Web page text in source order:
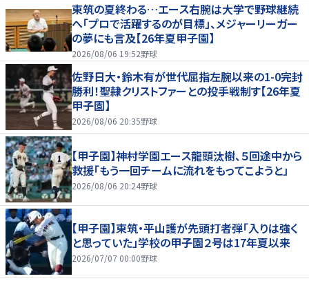
東筑の夏終わる…エース右腕は大学で野球継続
へ「プロで活躍するのが目標」、メジャーリーガー
の夢にも言及【26年夏甲子園】
2026/08/06 19:52野球
佐野日大・鈴木有が世代屈指左腕以来の1-0完封
勝利！聖隷クリストファーとの投手戦制す【26年夏
甲子園】
2026/08/06 20:35野球
【甲子園】神村学園エース龍頭汰樹、５回途中から
救援「もう一回チームに流れをもってこようと」
2026/08/06 20:24野球
【甲子園】東筑・平山護が先頭打者弾「入りは強く
と思っていた」学校の甲子園２号は17年夏以来
2026/07/07 00:00野球